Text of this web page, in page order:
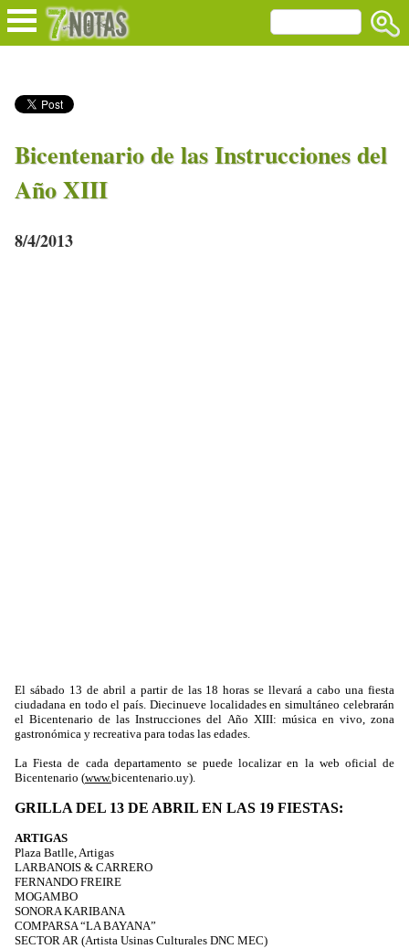
Bicentenario de las Instrucciones del
Año XIII
8/4/2013
El sábado 13 de abril a partir de las 18 horas se llevará a cabo una fiesta
ciudadana en todo el país. Diecinueve localidades en simultáneo celebrarán
el Bicentenario de las Instrucciones del Año XIII: música en vivo, zona
gastronómica y recreativa para todas las edades.
La Fiesta de cada departamento se puede localizar en la web oficial de
Bicentenario (www.bicentenario.uy).
GRILLA DEL 13 DE ABRIL EN LAS 19 FIESTAS:
ARTIGAS
Plaza Batlle, Artigas
LARBANOIS & CARRERO
FERNANDO FREIRE
MOGAMBO
SONORA KARIBANA
COMPARSA “LA BAYANA”
SECTOR AR (Artista Usinas Culturales DNC MEC)